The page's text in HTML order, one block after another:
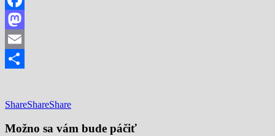
Facebook
Mastodon
Email
ShareShareShare
Možno sa vám bude páčiť